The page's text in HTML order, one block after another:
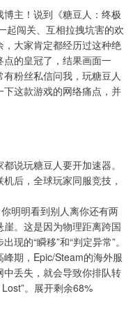
主！说到《糖豆人：终极
起闯关、互相拉拽坑害的欢
大家肯定都经历过这种绝
的皇冠了，结果画面一
粉丝私信问我，玩糖豆人
这款游戏的网络痛点，并
说玩糖豆人要开加速器。
后，全球玩家同服竞技，
明明看到别人离你还有两
。这是因为物理距离跨国
现的“瞬移”和“判定异常”。
期，Epic/Steam的海外服
丢失，就会导致你排队转
。展开剩余68%